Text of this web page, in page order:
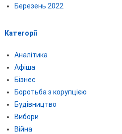
Березень 2022
Категорії
Аналітика
Афіша
Бізнес
Боротьба з корупцією
Будівництво
Вибори
Війна